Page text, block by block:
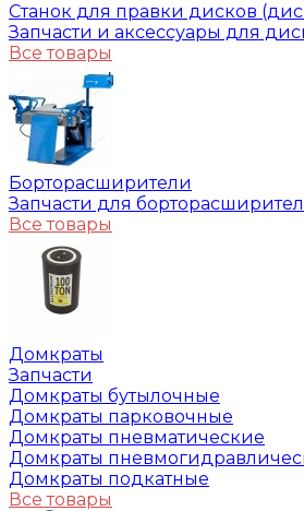
Станок для правки дисков
Запчасти и аксессуары для
Все товары
Борторасширители
Запчасти для
Все товары
Домкраты
Запчасти
Домкраты бутылочные
Домкраты парковочные
Домкраты пневматические
Домкраты
Домкраты подкатные
Все товары